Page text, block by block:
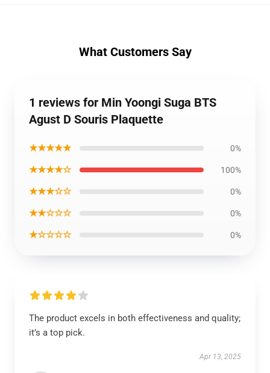
What Customers Say
1 reviews for Min Yoongi Suga BTS
Agust D Souris Plaquette
★★★★★ 0%
★★★★☆ 100%
★★★☆☆ 0%
★★☆☆☆ 0%
★☆☆☆☆ 0%
The product excels in both effectiveness and quality;
it’s a top pick.
Apr 13, 2025